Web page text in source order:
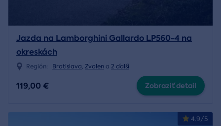
Jazda na Lamborghini Gallardo LP560-4 na
okreskách
Región: Bratislava, Zvolen a 2 ďalší
119,00 € Zobraziť detail
4.9/5